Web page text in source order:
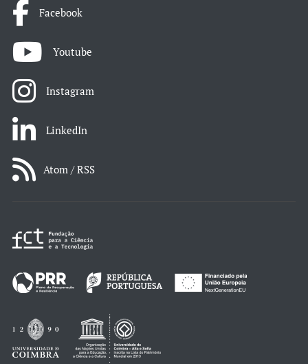
Facebook
Youtube
Instagram
LinkedIn
Atom / RSS